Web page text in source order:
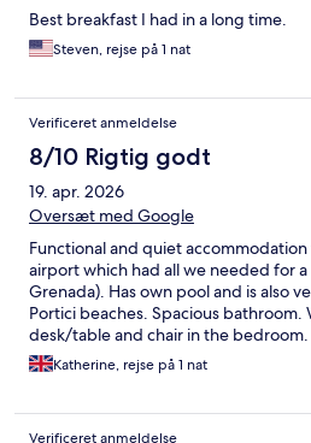
Best breakfast I had in a long time.
Steven, rejse på 1 nat
Verificeret anmeldelse
8/10 Rigtig godt
19. apr. 2026
Oversæt med Google
Functional and quiet
airport which had all we needed for
Grenada). Has own pool and is also
Portici beaches. Spacious
desk/table and chair in the bedroom.
Katherine, rejse på 1 nat
Verificeret anmeldelse